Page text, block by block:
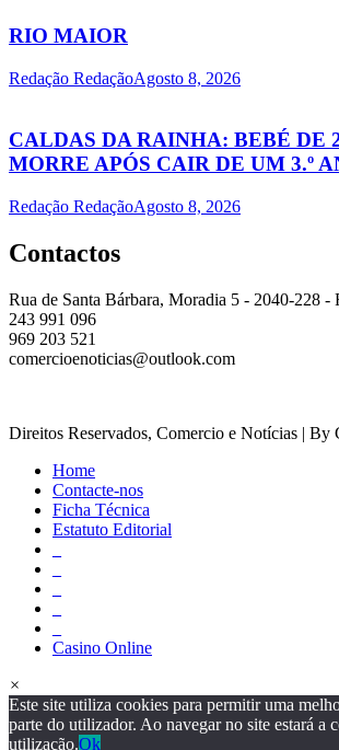
RIO MAIOR
Redação RedaçãoAgosto 8, 2026
CALDAS DA RAINHA: BEBÉ DE
MORRE APÓS CAIR DE UM 3.º
Redação RedaçãoAgosto 8, 2026
Contactos
Rua de Santa Bárbara, Moradia 5 - 2040-228 -
243 991 096
969 203 521
comercioenoticias@outlook.com
Direitos Reservados, Comercio e Notícias | By
Home
Contacte-nos
Ficha Técnica
Estatuto Editorial
Casino Online
×
Este site utiliza cookies para permitir uma
parte do utilizador. Ao navegar no site estará a
utilização.Ok